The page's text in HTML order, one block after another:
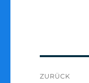
ZURÜCK